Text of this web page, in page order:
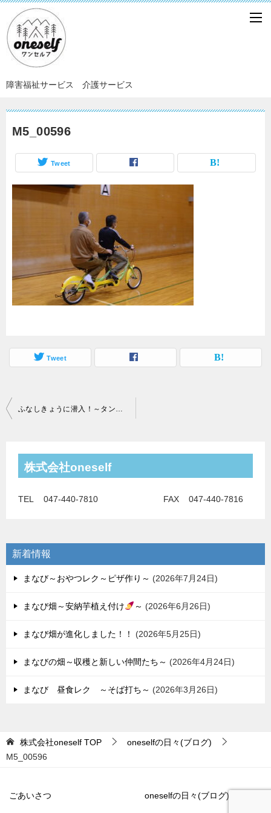
障害福祉サービス 介護サービス
M5_00596
Tweet
Tweet
投
ナ
ョ
ン
ふなしきょうに潜入！～タンデム体験会～
株式会社oneself
TEL 047-440-7810 FAX 047-440-7816
新着情報
まなび～おやつレク～ピザ作り～ 2026年7月24日
まなび畑～安納芋植え付け ～ 2026年6月26日
まなび畑が進化しました！！ 2026年5月25日
まなびの畑～収穫と新しい仲間たち～ 2026年4月24日
まなび 昼食レク ～そば打ち～ 2026年3月26日
株式会社oneself TOP
oneselfの日々(ブログ)
M5_00596
ごあいさつ oneselfの日々(ブログ)